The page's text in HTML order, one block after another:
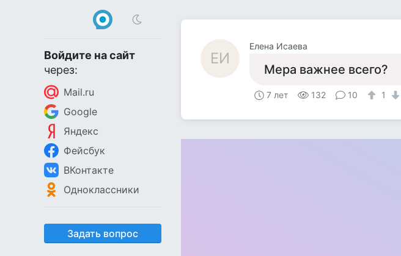
Войдите на сайт
через:
Mail.ru
Google
Яндекс
Фейсбук
ВКонтакте
Одноклассники
Задать вопрос
ЕИ
Елена Исаева
Мера важнее всего?
7 лет 132 10 1